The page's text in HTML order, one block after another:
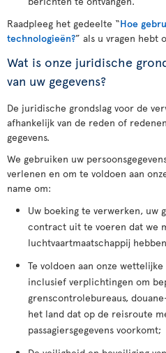
Raadpleeg het gedeelte “Hoe
technologieën?” als u vragen hebt
Wat is onze juridische
van uw gegevens?
De juridische grondslag voor de
afhankelijk van de reden of
gegevens.
We gebruiken uw
verlenen en om te voldoen aan
name om:
Uw boeking te verwerken, uw
contract uit te voeren dat we
luchtvaartmaatschappij
Te voldoen aan onze
inclusief verplichtingen om
grenscontrolebureaus,
het land dat op de reisroute
passagiersgegevens voorkomt;